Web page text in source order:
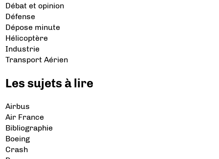
Débat et opinion
Défense
Dépose minute
Hélicoptère
Industrie
Transport Aérien
Les sujets à lire
Airbus
Air France
Bibliographie
Boeing
Crash